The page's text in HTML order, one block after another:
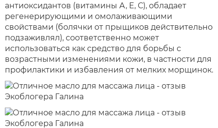
антиоксидантов (витамины А, Е, С), обладает
регенерирующими и омолаживающими
свойствами (болячки от прыщиков действительно
подзаживлял), соответственно может
использоваться как средство для борьбы с
возрастными изменениями кожи, в частности для
профилактики и избавления от мелких морщинок.